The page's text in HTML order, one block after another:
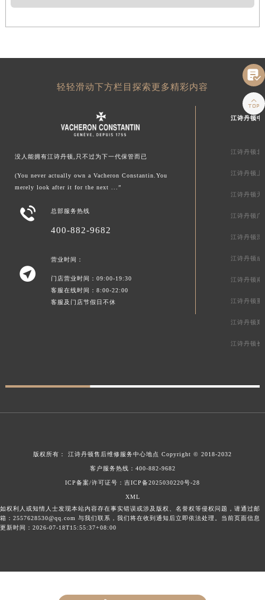
轻轻滑动下方栏目探索更多精彩内容
没人能拥有江诗丹顿,只不过为下一代保管而已
(You never actually own a Vacheron Constantin.You
merely look after it for the next ...”
 总部服务热线
400-882-9682

营业时间：
门店营业时间：09:00-19:30
客服在线时间：8:00-22:00
客服及门店节假日不休
江诗丹顿中
江诗丹顿北
江诗丹顿上
江诗丹顿天
江诗丹顿广
江诗丹顿深
江诗丹顿成
江诗丹顿南
江诗丹顿重
江诗丹顿郑
江诗丹顿长
版权所有： 江诗丹顿售后维修服务中心地点 Copyright © 2018-2032
客户服务热线： 400-882-9682
ICP备案/许可证号：吉ICP备2025030220号-28
XML
如权利人或知情人士发现本站内容存在事实错误或涉及版权、名誉权等侵权问题，请通过邮
箱：2557628530@qq.com 与我们联系，我们将在收到通知后立即依法处理。当前页面信息
更新时间：2026-07-18T15:55:37+08:00

